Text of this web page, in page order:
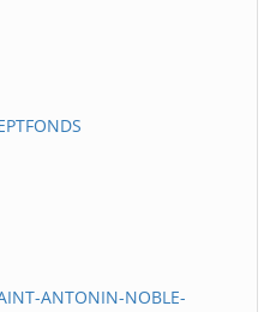
ANTONIN-NOBLE-